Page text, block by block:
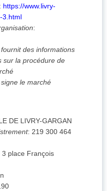
https://www.livry-
3.html
:
des informations
sur la procédure de
le marché
DE LIVRY-GARGAN
: 219 300 464
3 place François